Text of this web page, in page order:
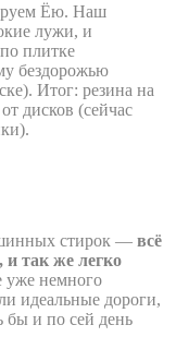
Ёю. Наш
лужи, и
плитке
бездорожью
Итог: резина на
дисков (сейчас
стирок — всё
и так же легко
уже немного
идеальные дороги,
бы и по сей день